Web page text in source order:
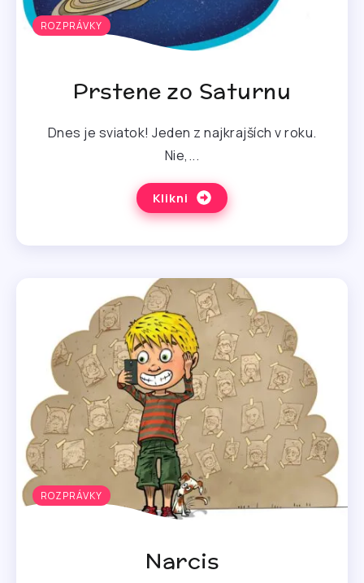
ROZPRÁVKY
Prstene zo Saturnu
Dnes je sviatok! Jeden z najkrajších v roku.
Nie,...
Klikni
ROZPRÁVKY
Narcis